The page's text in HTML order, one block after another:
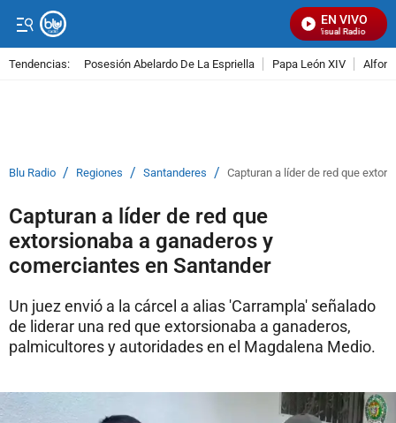
EN VIVO
Señal Visual Radio
Tendencias: Posesión Abelardo De La Espriella Papa León XIV
Blu Radio / Regiones / Santanderes / Capturan a líder de red que
Capturan a líder de red que
extorsionaba a ganaderos y
comerciantes en Santander
Un juez envió a la cárcel a alias 'Carrampla' señalado
de liderar una red que extorsionaba a ganaderos,
palmicultores y autoridades en el Magdalena Medio.